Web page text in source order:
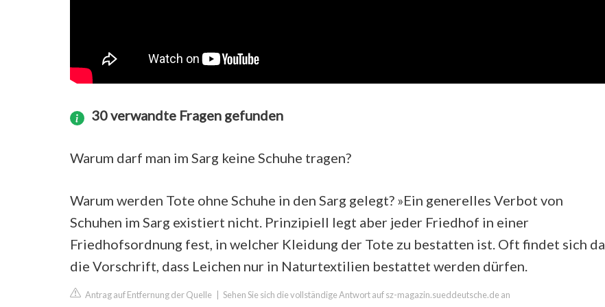
30 verwandte Fragen gefunden
Warum darf man im Sarg keine Schuhe tragen?
Warum werden Tote ohne Schuhe in den Sarg gelegt? »Ein generelles Verbot von
Schuhen im Sarg existiert nicht. Prinzipiell legt aber jeder Friedhof in einer
Friedhofsordnung fest, in welcher Kleidung der Tote zu bestatten ist. Oft findet sich da
die Vorschrift, dass Leichen nur in Naturtextilien bestattet werden dürfen.
Antrag auf Entfernung der Quelle Sehen Sie sich die vollständige Antwort auf sz-magazin.sueddeutsche.de an